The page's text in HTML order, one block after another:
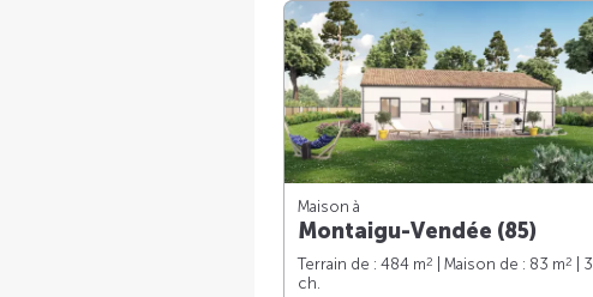
Maison à
Montaigu-Vendée (85)
Terrain de : 484 m2 | Maison de : 83 m2
| 3
ch.